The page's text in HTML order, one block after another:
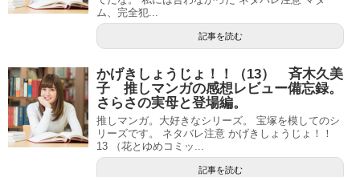
ム、完全犯...
記事を読む
かげきしょうじょ！！（13） 斉木久美
子 推しマンガの感想レビュー備忘録。
さらさの実母と登場編。
推しマンガ。大好きなシリーズ。 宝塚を模してのシ
リーズです。 ネタバレ注意 かげきしょうじょ！！
13 （花とゆめコミッ...
記事を読む